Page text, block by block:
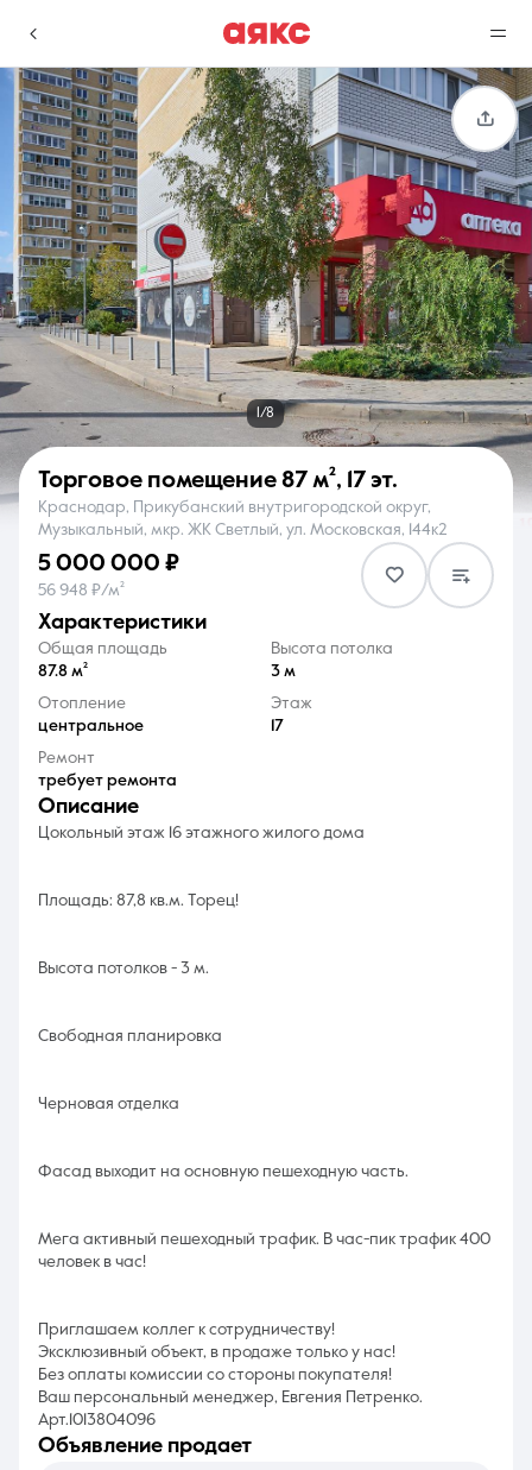
г. Краснодар
Избранное
0 объявлений
Сравнение
0 объявлений
Недвижимость Услуги
О компании Контакты
8 (861) 297-00-00
Ежедневно с 08:30 до 20:00
1/8
Торговое помещение 87 м², 17 эт.
Краснодар, Прикубанский внутригородской округ,
Музыкальный, мкр. ЖК Светлый, ул. Московская, 144к2
5 000 000 ₽
56 948 ₽/м²
характеристики
Общая площадь
87.8 м²
Высота потолка
3 м
Отопление
центральное
Этаж
17
Ремонт
требует ремонта
описание
Цокольный этаж 16 этажного жилого дома
Площадь: 87,8 кв.м. Торец!
Высота потолков - 3 м.
Свободная планировка
Черновая отделка
Фасад выходит на основную пешеходную часть.
Мега активный пешеходный трафик. В час-пик трафик 400
человек в час!
Приглашаем коллег к сотрудничеству!
Эксклюзивный объект, в продаже только у нас!
Без оплаты комиссии со стороны покупателя!
Ваш персональный менеджер, Евгения Петренко.
Арт.1013804096
объявление продает